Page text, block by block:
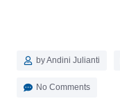
byAndini Julianti
No Comments